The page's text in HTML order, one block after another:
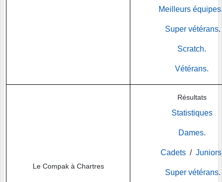
Meilleurs
Super vétérans.
Scratch.
Vétérans.
Le Compak à Chartres
Résultats
Statistiques
Dames.
Cadets/
Super vétérans.